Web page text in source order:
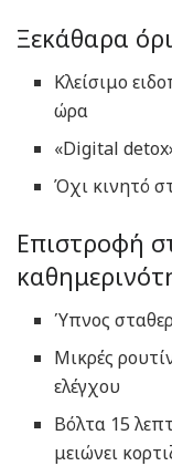
Ξεκάθαρα
Κλείσιμο
ώρα
«Digital
Όχι κινητό
Επιστροφή
Ύπνος
Μικρές
ελέγχου
Βόλτα 15
μειώνει